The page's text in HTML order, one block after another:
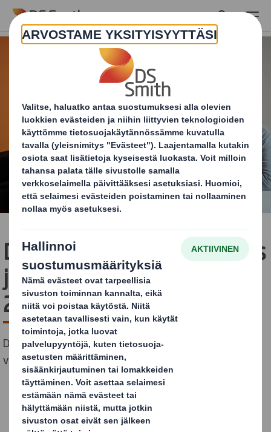
Skip to main content
DS Smithin vuosikertomus
ja vastuullisuusraportti
2024 saatavilla
DS Smith on julkaissut tilivuoden 2023-2024
vuosikertomuksensa ja vastuullisuusraporttinsa.